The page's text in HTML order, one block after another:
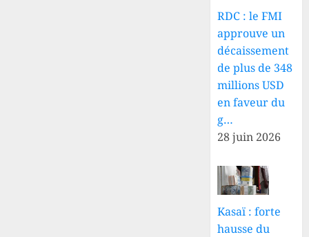
RDC : le FMI
approuve un
décaissement
de plus de 348
millions USD
en faveur du
g…
28 juin 2026
Kasaï : forte
hausse du